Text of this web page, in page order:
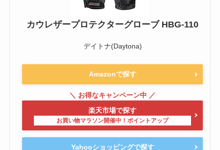
カウレザープロテクターグローブ HBG-110
デイトナ(Daytona)
Amazonで探す
楽天市場で探す
Yahooショッピングで探す